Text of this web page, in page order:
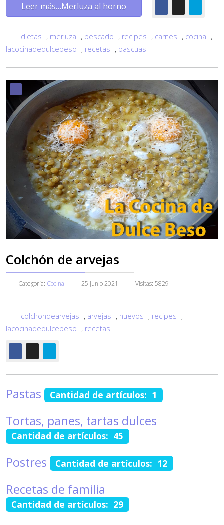
Leer más…Merluza al horno
dietas , merluza , pescado , recipes , carnes , cocina ,
lacocinadedulcebeso , recetas , pascuas
Colchón de arvejas
Categoría: Cocina 25 Junio 2021 Visitas: 5829
colchondearvejas , arvejas , huevos , recipes ,
lacocinadedulcebeso , recetas
Pastas Cantidad de artículos: 1
Tortas, panes, tartas dulces
Cantidad de artículos: 45
Postres Cantidad de artículos: 12
Recetas de familia
Cantidad de artículos: 29